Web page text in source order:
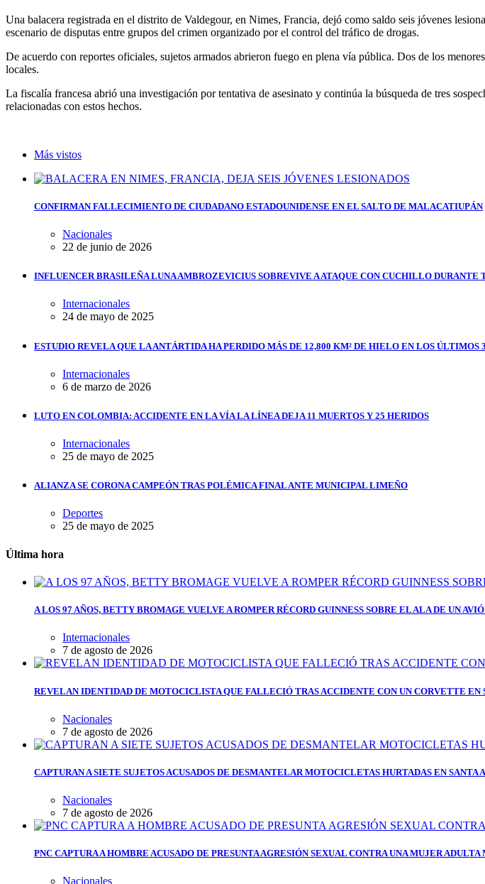
Una balacera registrada en el distrito de Valdegour, en Nimes, Francia, dejó como saldo seis jóvenes
escenario de disputas entre grupos del crimen organizado por el control del tráfico de drogas.
De acuerdo con reportes oficiales, sujetos armados abrieron fuego en plena vía pública. Dos de los
locales.
La fiscalía francesa abrió una investigación por tentativa de asesinato y continúa la búsqueda de tres
relacionadas con estos hechos.
Más vistos
CONFIRMAN FALLECIMIENTO DE CIUDADANO ESTADOUNIDENSE EN EL SALTO DE MALACATIUPÁN
Nacionales
22 de junio de 2026
INFLUENCER BRASILEÑA LUNA AMBROZEVICIUS SOBREVIVE A ATAQUE CON CUCHILLO DURANTE
Internacionales
24 de mayo de 2025
ESTUDIO REVELA QUE LA ANTÁRTIDA HA PERDIDO MÁS DE 12,800 KM² DE HIELO EN LOS ÚLTIMOS
Internacionales
6 de marzo de 2026
LUTO EN COLOMBIA: ACCIDENTE EN LA VÍA LA LÍNEA DEJA 11 MUERTOS Y 25 HERIDOS
Internacionales
25 de mayo de 2025
ALIANZA SE CORONA CAMPEÓN TRAS POLÉMICA FINAL ANTE MUNICIPAL LIMEÑO
Deportes
25 de mayo de 2025
Última hora
A LOS 97 AÑOS, BETTY BROMAGE VUELVE A ROMPER RÉCORD GUINNESS SOBRE EL ALA DE UN
Internacionales
7 de agosto de 2026
REVELAN IDENTIDAD DE MOTOCICLISTA QUE FALLECIÓ TRAS ACCIDENTE CON UN CORVETTE EN
Nacionales
7 de agosto de 2026
CAPTURAN A SIETE SUJETOS ACUSADOS DE DESMANTELAR MOTOCICLETAS HURTADAS EN SANTA
Nacionales
7 de agosto de 2026
PNC CAPTURA A HOMBRE ACUSADO DE PRESUNTA AGRESIÓN SEXUAL CONTRA UNA MUJER
Nacionales